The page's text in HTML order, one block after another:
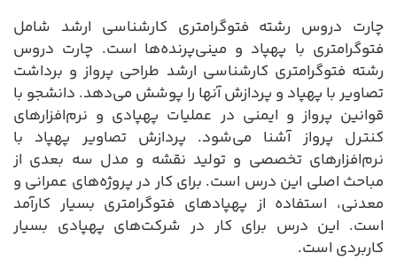
چارت دروس رشته فتوگرامتری کارشناسی ارشد شامل
فتوگرامتری با پهپاد و مینی‌پرنده‌ها است. چارت دروس
رشته فتوگرامتری کارشناسی ارشد طراحی پرواز و برداشت
تصاویر با پهپاد و پردازش آنها را پوشش می‌دهد. دانشجو با
قوانین پرواز و ایمنی در عملیات پهپادی و نرم‌افزارهای
کنترل پرواز آشنا می‌شود. پردازش تصاویر پهپاد با
نرم‌افزارهای تخصصی و تولید نقشه و مدل سه بعدی از
مباحث اصلی این درس است. برای کار در پروژه‌های عمرانی و
معدنی، استفاده از پهپادهای فتوگرامتری بسیار کارآمد
است. این درس برای کار در شرکت‌های پهپادی بسیار
کاربردی است.